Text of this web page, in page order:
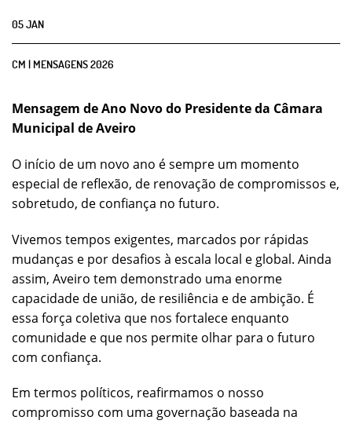
05JAN
CM | MENSAGENS 2026
Mensagem de Ano Novo do Presidente da Câmara
Municipal de Aveiro
O início de um novo ano é sempre um momento
especial de reflexão, de renovação de compromissos e,
sobretudo, de confiança no futuro.
Vivemos tempos exigentes, marcados por rápidas
mudanças e por desafios à escala local e global. Ainda
assim, Aveiro tem demonstrado uma enorme
capacidade de união, de resiliência e de ambição. É
essa força coletiva que nos fortalece enquanto
comunidade e que nos permite olhar para o futuro
com confiança.
Em termos políticos, reafirmamos o nosso
compromisso com uma governação baseada na